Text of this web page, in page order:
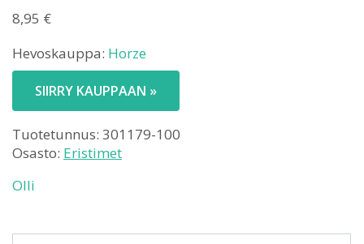
8,95 €
Hevoskauppa: Horze
SIIRRY KAUPPAAN »
Tuotetunnus: 301179-100
Osasto: Eristimet
Olli